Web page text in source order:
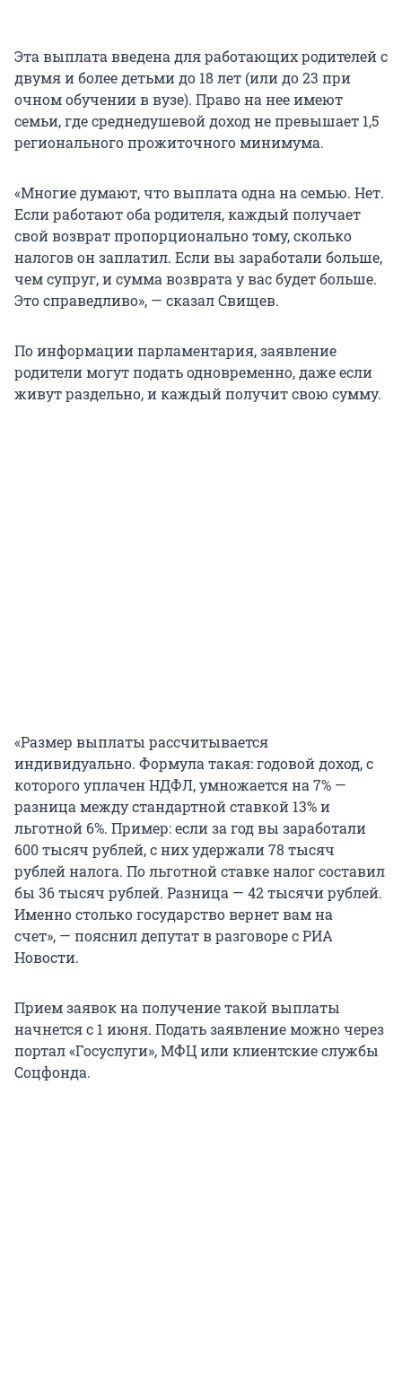
Эта выплата введена для работающих родителей с
двумя и более детьми до 18 лет (или до 23 при
очном обучении в вузе). Право на нее имеют
семьи, где среднедушевой доход не превышает 1,5
регионального прожиточного минимума.
«Многие думают, что выплата одна на семью. Нет.
Если работают оба родителя, каждый получает
свой возврат пропорционально тому, сколько
налогов он заплатил. Если вы заработали больше,
чем супруг, и сумма возврата у вас будет больше.
Это справедливо», — сказал Свищев.
По информации парламентария, заявление
родители могут подать одновременно, даже если
живут раздельно, и каждый получит свою сумму.
«Размер выплаты рассчитывается
индивидуально. Формула такая: годовой доход, с
которого уплачен НДФЛ, умножается на 7% —
разница между стандартной ставкой 13% и
льготной 6%. Пример: если за год вы заработали
600 тысяч рублей, с них удержали78 тысяч
рублей налога. По льготной ставке налог составил
бы 36 тысяч рублей. Разница — 42 тысячирублей.
Именно столько государство вернет вам на
счет», — пояснил депутат в разговоре с РИА
Новости.
Прием заявок на получение такой выплаты
начнется с 1 июня. Подать заявление можно через
портал «Госуслуги», МФЦ или клиентские службы
Соцфонда.